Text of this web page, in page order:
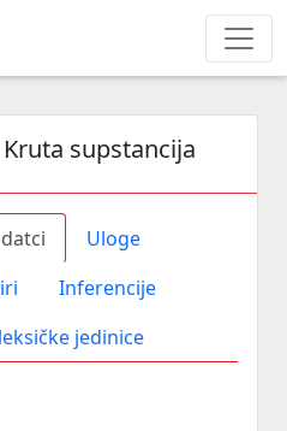
Kruta supstancija
Uloge
Inferencije
jedinice